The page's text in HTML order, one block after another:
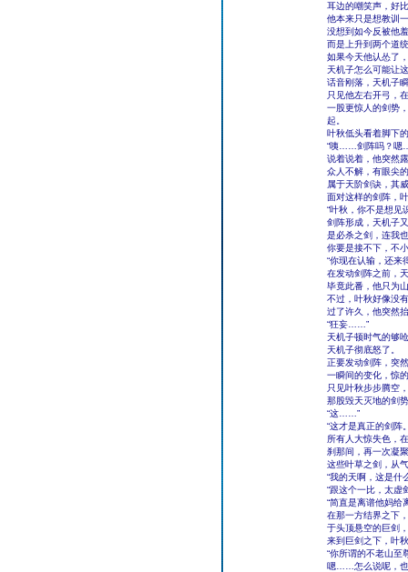
耳边的嘲笑声，好
他本来只是想教训
没想到如今反被他
而是上升到两个道
如果今天他认怂了
天机子怎么可能让
话音刚落，天机子
只见他左右开弓，
一股更惊人的剑势
起。
叶秋低头看着脚下
“咦……剑阵吗？嗯
说着说着，他突然
众人不解，有眼尖
属于天阶剑诀，其
面对这样的剑阵，
“叶秋，你不是想见
剑阵形成，天机子
是必杀之剑，连我
你要是接不下，不
“你现在认输，还来
在发动剑阵之前，
毕竟此番，他只为
不过，叶秋好像没
过了许久，他突然
“狂妄……”
天机子顿时气的够
天机子彻底怒了。
正要发动剑阵，突
一瞬间的变化，惊
只见叶秋步步腾空
那股毁天灭地的剑
“这……”
“这才是真正的剑阵
所有人大惊失色，
刹那间，再一次凝
这些叶草之剑，从
“我的天啊，这是什
“跟这个一比，太虚
“简直是离谱他妈给
在那一方结界之下
于头顶悬空的巨剑
来到巨剑之下，叶
“你所谓的不老山至
嗯……怎么说呢，也